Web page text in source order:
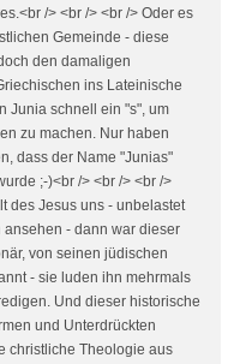
/> <br /> <br /> Oder es
Gemeinde - diese
den damaligen
ins Lateinische
Junia schnell ein "s", um
zu machen. Nur haben
dass der Name "Junias"
;-)<br /> <br /> <br />
des Jesus uns - unbelastet
- dann war dieser
von seinen jüdischen
- sie luden ihn mehrmals
Und dieser historische
und Unterdrückten
christliche Theologie aus